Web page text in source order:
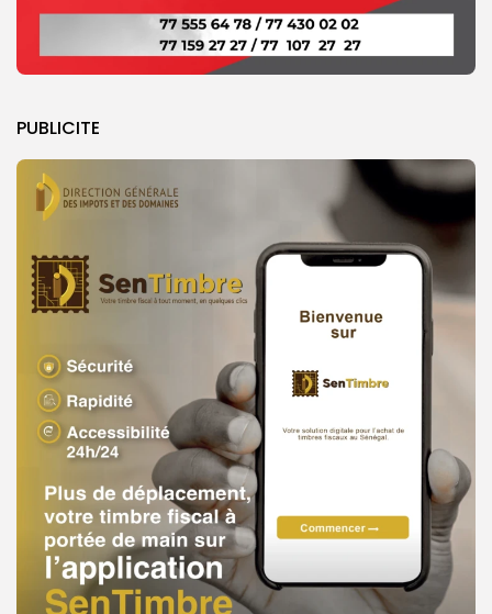
PUBLICITE